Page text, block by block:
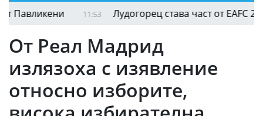
Лудогорец става част от EAFC 27?
От Реал Мадрид
излязоха с изявление
относно изборите,